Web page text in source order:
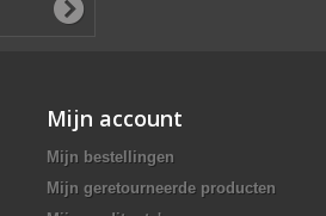
Mijn account
Mijn bestellingen
Mijn geretourneerde producten